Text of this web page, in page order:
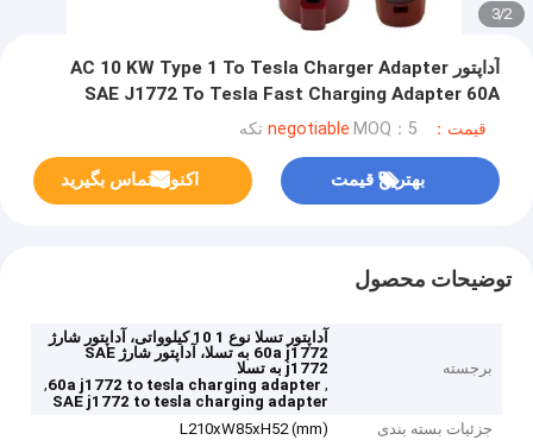
2
/
3
آداپتور AC 10 KW Type 1 To Tesla Charger Adapter
SAE J1772 To Tesla Fast Charging Adapter 60A
قیمت：negotiable MOQ：5 تکه
بهترین قیمت اکنون تماس بگیرید
توضیحات محصول
برجسته
آداپتور تسلا نوع 1 10 کیلوواتی، آداپتور شارژ
60a j1772 به تسلا، آداپتور شارژ SAE
j1772 به تسلا
,
60a j1772 to tesla charging adapter
,
SAE j1772 to tesla charging adapter
جزئیات بسته بندی
L210xW85xH52 (mm)